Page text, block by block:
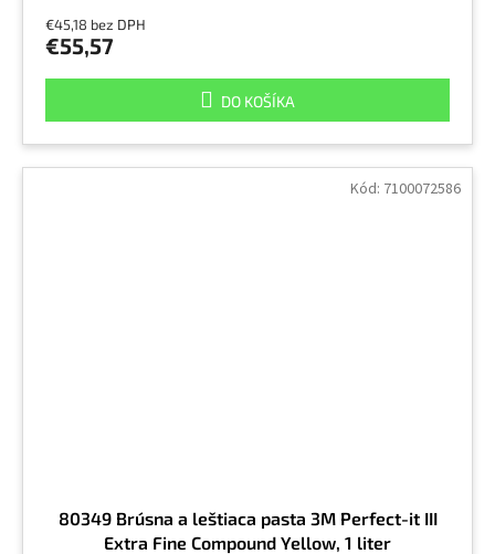
€45,18 bez DPH
€55,57
DO KOŠÍKA
80349 Brúsna a leštiaca pasta 3M Perfect-it III
Extra Fine Compound Yellow, 1 liter
Kód: 7100072586